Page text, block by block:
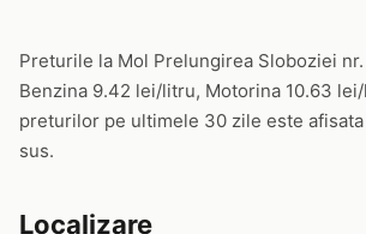
Preturile la Mol Prelungirea Sloboziei nr.
Benzina 9.42 lei/litru, Motorina 10.63
preturilor pe ultimele 30 zile este
sus.
Localizare